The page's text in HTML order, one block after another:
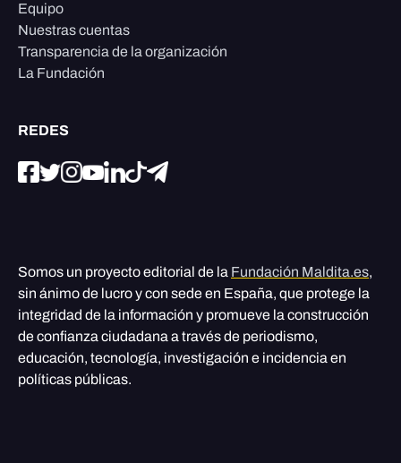
Equipo
Nuestras cuentas
Transparencia de la organización
La Fundación
REDES
Somos un proyecto editorial de la Fundación Maldita.es,
sin ánimo de lucro y con sede en España, que protege la
integridad de la información y promueve la construcción
de confianza ciudadana a través de periodismo,
educación, tecnología, investigación e incidencia en
políticas públicas.